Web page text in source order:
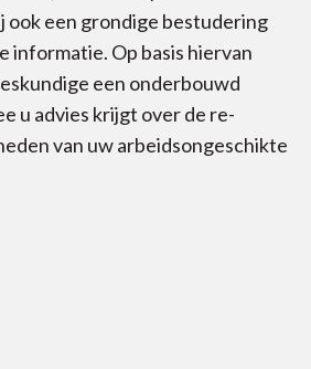
een grondige bestudering
informatie. Op basis hiervan
een onderbouwd
u advies krijgt over de re-
van uw arbeidsongeschikte